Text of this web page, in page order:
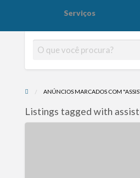
Serviços
ANÚNCIOS MARCADOS COM
Listings tagged with